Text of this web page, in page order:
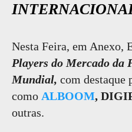
Nesta Feira, em Anexo,
Players do Mercado da
Mundial, com destaque
como ALBOOM,
outras.